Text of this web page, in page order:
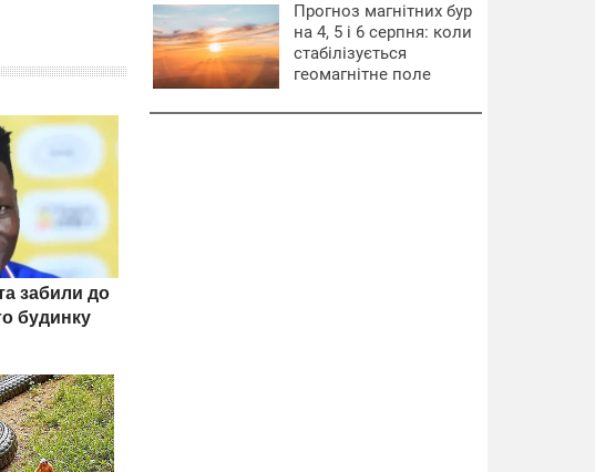
Прогноз магнітних бур
на 4, 5 і 6 серпня: коли
стабілізується
геомагнітне поле